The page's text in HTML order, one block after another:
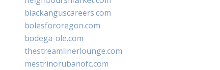
blackanguscareers.com
bolesfororegon.com
bodega-ole.com
thestreamlinerlounge.com
mestrinorubanofc.com